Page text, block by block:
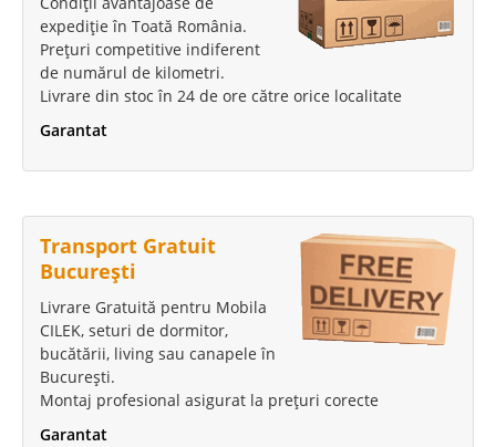
expediție în Toată România.
Prețuri competitive indiferent
de numărul de kilometri.
Livrare din stoc în 24 de ore către orice localitate
Garantat
Transport Gratuit
București
Livrare Gratuită pentru Mobila
CILEK, seturi de dormitor,
bucătării, living sau canapele în
București.
Montaj profesional asigurat la prețuri corecte
Garantat